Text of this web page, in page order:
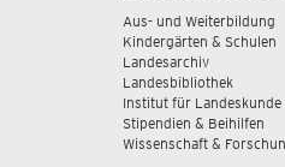
Aus- und Weiterbildung
Kindergärten & Schulen
Landesarchiv
Landesbibliothek
Institut für Landeskunde
Stipendien & Beihilfen
Wissenschaft &